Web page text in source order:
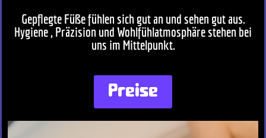
Gepflegte Füße fühlen sich gut an und sehen gut aus.
Hygiene , Präzision und Wohlfühlatmosphäre stehen bei
uns im Mittelpunkt.
Preise